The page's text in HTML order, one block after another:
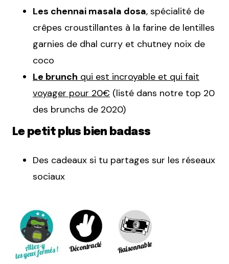
Les chennai masala dosa, spécialité de
crêpes croustillantes à la farine de lentilles
garnies de dhal curry et chutney noix de
coco
Le brunch qui est incroyable et qui fait
voyager pour 20€ (listé dans notre top 20
des brunchs de 2020)
Le petit plus bien badass
Des cadeaux si tu partages sur les réseaux
sociaux